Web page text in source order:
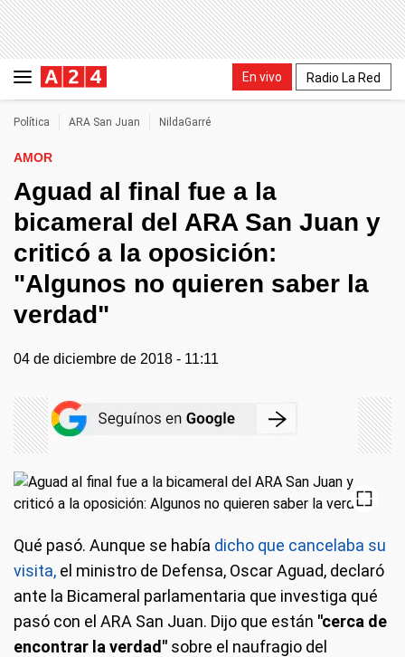
En vivo Radio La Red
Política ARA San Juan NildaGarré
AMOR
Aguad al final fue a la
bicameral del ARA San Juan y
criticó a la oposición:
"Algunos no quieren saber la
verdad"
04 de diciembre de 2018 - 11:11
Qué pasó. Aunque se había dicho que cancelaba su
visita, el ministro de Defensa, Oscar Aguad, declaró
ante la Bicameral parlamentaria que investiga qué
pasó con el ARA San Juan. Dijo que están "cerca de
encontrar la verdad" sobre el naufragio del